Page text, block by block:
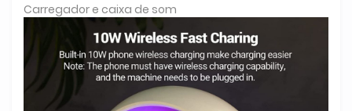
Carregador e caixa de som